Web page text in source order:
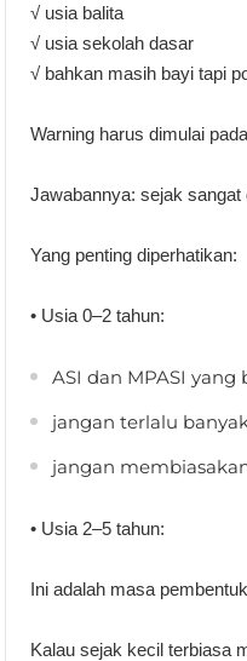
√ usia balita
√ usia sekolah dasar
√ bahkan masih bayi tapi
Warning harus dimulai
Jawabannya: sejak sangat
Yang penting diperhatikan:
• Usia 0–2 tahun:
ASI dan MPASI yang
jangan terlalu
jangan
• Usia 2–5 tahun:
Ini adalah masa
Kalau sejak kecil terbiasa